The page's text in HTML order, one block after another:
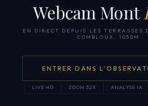
Webcam Mont
EN DIRECT DEPUIS LES TERRASSES
COMBLOUX, 1050M
ENTRER DANS
LIVE HD ZOOM 32X ANALYSE IA